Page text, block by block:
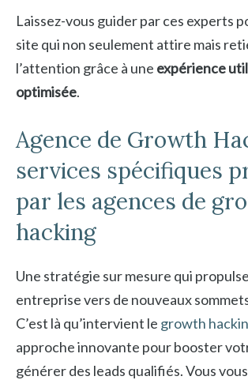
Laissez-vous guider par ces experts
site qui non seulement attire mais
l’attention grâce à une expérience
optimisée.
Agence de Growth
services spécifiques
par les agences de
hacking
Une stratégie sur mesure qui
entreprise vers de nouveaux
C’est là qu’intervient le growth
approche innovante pour booster
générer des leads qualifiés. Vous